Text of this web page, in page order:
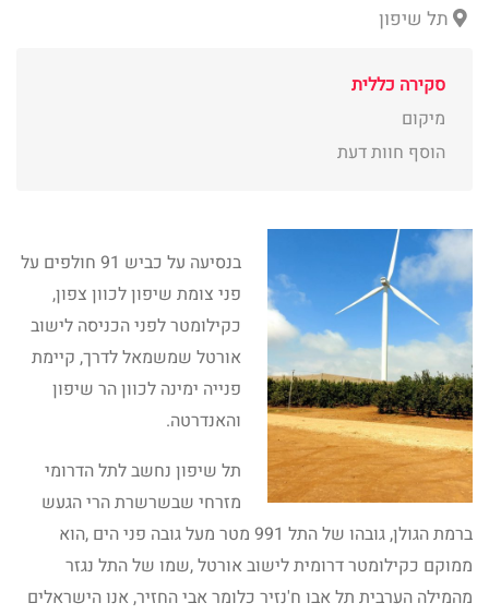
תל שיפון
סקירה כללית
מיקום
הוסף חוות דעת
בנסיעה על כביש 91 חולפים על
פני צומת שיפון לכוון צפון,
כקילומטר לפני הכניסה לישוב
אורטל שמשמאל לדרך, קיימת
פנייה ימינה לכוון הר שיפון
והאנדרטה.
תל שיפון נחשב לתל הדרומי
מזרחי שבשרשרת הרי הגעש
ברמת הגולן, גובהו של התל 991 מטר מעל גובה פני הים ,הוא
ממוקם כקילומטר דרומית לישוב אורטל ,שמו של התל נגזר
מהמילה הערבית תל אבו ח'נזיר כלומר אבי החזיר, אנו הישראלים